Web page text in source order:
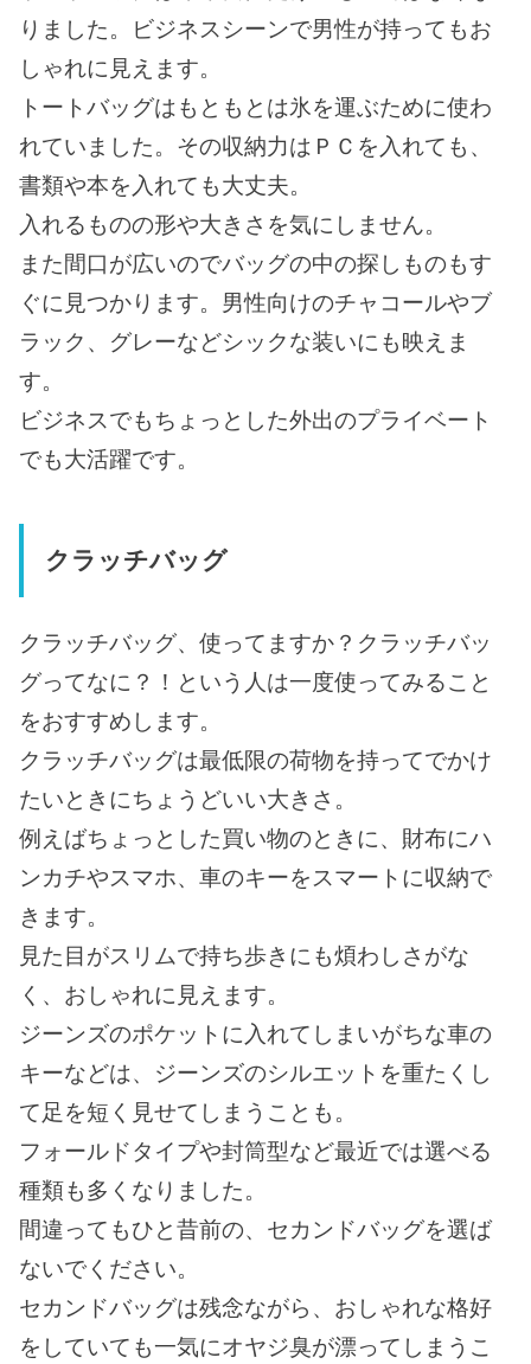
りました。ビジネスシーンで男性が持ってもお
しゃれに見えます。
トートバッグはもともとは氷を運ぶために使わ
れていました。その収納力はＰＣを入れても、
書類や本を入れても大丈夫。
入れるものの形や大きさを気にしません。
また間口が広いのでバッグの中の探しものもす
ぐに見つかります。男性向けのチャコールやブ
ラック、グレーなどシックな装いにも映えま
す。
ビジネスでもちょっとした外出のプライベート
でも大活躍です。
クラッチバッグ
クラッチバッグ、使ってますか？クラッチバッ
グってなに？！という人は一度使ってみること
をおすすめします。
クラッチバッグは最低限の荷物を持ってでかけ
たいときにちょうどいい大きさ。
例えばちょっとした買い物のときに、財布にハ
ンカチやスマホ、車のキーをスマートに収納で
きます。
見た目がスリムで持ち歩きにも煩わしさがな
く、おしゃれに見えます。
ジーンズのポケットに入れてしまいがちな車の
キーなどは、ジーンズのシルエットを重たくし
て足を短く見せてしまうことも。
フォールドタイプや封筒型など最近では選べる
種類も多くなりました。
間違ってもひと昔前の、セカンドバッグを選ば
ないでください。
セカンドバッグは残念ながら、おしゃれな格好
をしていても一気にオヤジ臭が漂ってしまうこ